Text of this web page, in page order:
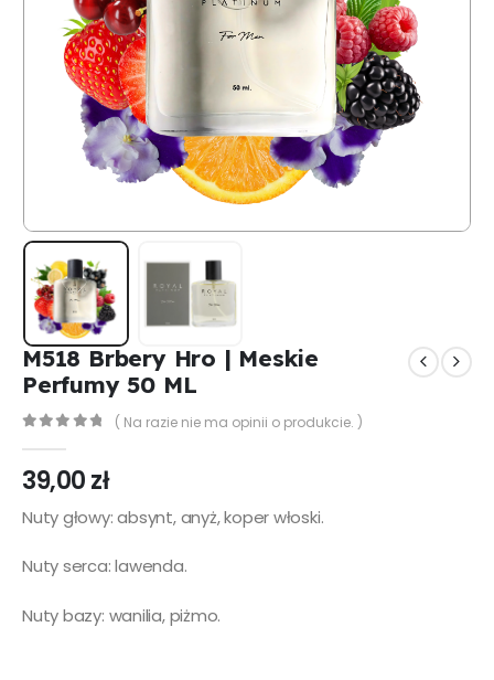
M518 Brbery Hro | Meskie
Perfumy 50 ML
( Na razie nie ma opinii o produkcie. )
39,00zł
Nuty głowy: absynt, anyż, koper włoski.
Nuty serca: lawenda.
Nuty bazy: wanilia, piżmo.